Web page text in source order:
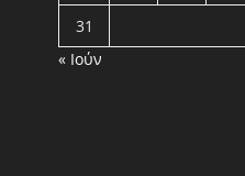
31
« Ιούν